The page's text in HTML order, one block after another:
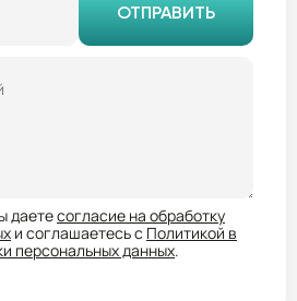
ОТПРАВИТЬ
даетесогласие на обработку
и соглашаетесь с Политикой в
персональных данных.